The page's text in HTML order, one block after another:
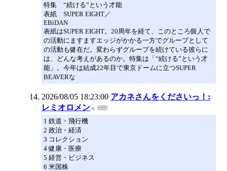
特集 “続ける”という才能
表紙 SUPER EIGHT／
EBiDAN
表紙はSUPER EIGHT。20周年を経て、このところ個人で
の活動にますますエッジがかかる一方でグループとして
の活動も健在だ。変わらずグループを続けている彼らに
は、どんな考えがあるのか。特集は「“続ける”という才
能」。今年は結成22年目で東京ドームに立つSUPER
BEAVERな
2026/08/05 18:23:00 アカネさんをくださいっ！:
レミオロメン
1 鉄道・飛行機
2 政治・経済
3 コレクション
4 健康・医療
5 経営・ビジネス
6 米国株